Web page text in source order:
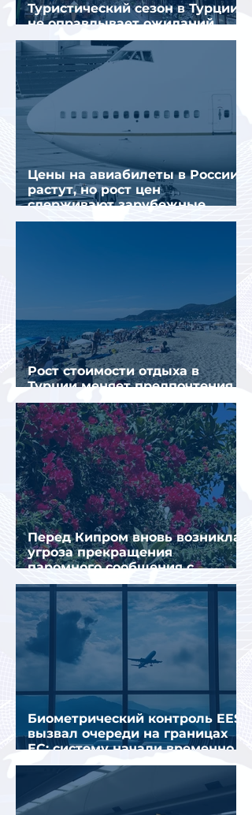
Туристический сезон в Турции
не оправдывает ожиданий
отрасли
Цены на авиабилеты в России
растут, но рост цен
сдерживают зарубежные
конкуренты
Рост стоимости отдыха в
Турции меняет предпочтения
туристов
Перед Кипром вновь возникла
угроза прекращения
паромного сообщения с
Грецией
Биометрический контроль EES
вызвал очереди на границах
ЕС: систему начали временно
отключать